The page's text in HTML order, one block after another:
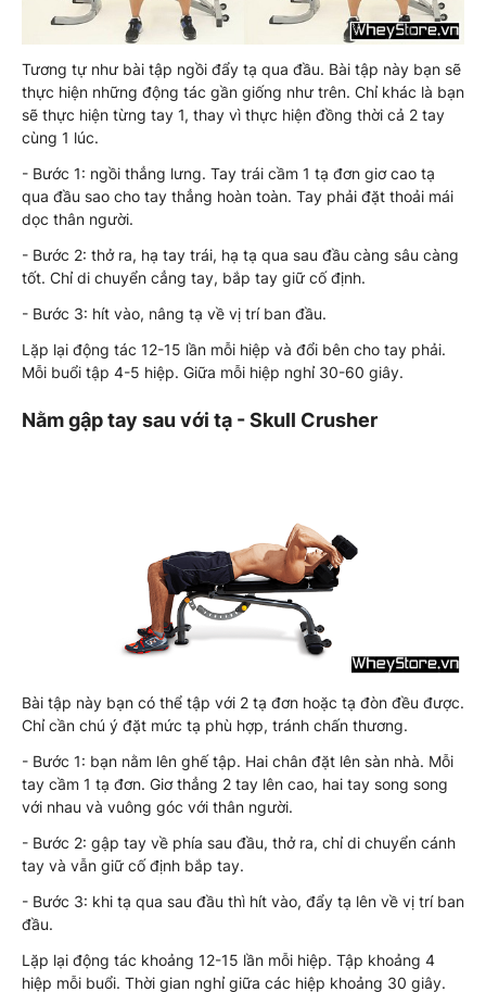
Tương tự như bài tập ngồi đẩy tạ qua đầu. Bài tập này bạn sẽ
thực hiện những động tác gần giống như trên. Chỉ khác là bạn
sẽ thực hiện từng tay 1, thay vì thực hiện đồng thời cả 2 tay
cùng 1 lúc.
- Bước 1: ngồi thẳng lưng. Tay trái cầm 1 tạ đơn giơ cao tạ
qua đầu sao cho tay thẳng hoàn toàn. Tay phải đặt thoải mái
dọc thân người.
- Bước 2: thở ra, hạ tay trái, hạ tạ qua sau đầu càng sâu càng
tốt. Chỉ di chuyển cẳng tay, bắp tay giữ cố định.
- Bước 3: hít vào, nâng tạ về vị trí ban đầu.
Lặp lại động tác 12-15 lần mỗi hiệp và đổi bên cho tay phải.
Mỗi buổi tập 4-5 hiệp. Giữa mỗi hiệp nghỉ 30-60 giây.
Nằm gập tay sau với tạ - Skull Crusher
Bài tập này bạn có thể tập với 2 tạ đơn hoặc tạ đòn đều được.
Chỉ cần chú ý đặt mức tạ phù hợp, tránh chấn thương.
- Bước 1: bạn nằm lên ghế tập. Hai chân đặt lên sàn nhà. Mỗi
tay cầm 1 tạ đơn. Giơ thẳng 2 tay lên cao, hai tay song song
với nhau và vuông góc với thân người.
- Bước 2: gập tay về phía sau đầu, thở ra, chỉ di chuyển cánh
tay và vẫn giữ cố định bắp tay.
- Bước 3: khi tạ qua sau đầu thì hít vào, đẩy tạ lên về vị trí ban
đầu.
Lặp lại động tác khoảng 12-15 lần mỗi hiệp. Tập khoảng 4
hiệp mỗi buổi. Thời gian nghỉ giữa các hiệp khoảng 30 giây.